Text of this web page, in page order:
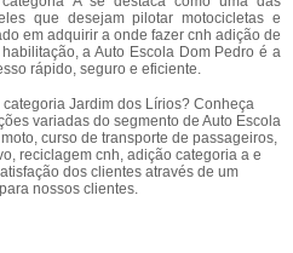
que desejam pilotar motocicletas e
em adquirir a onde fazer cnh adição de
a Auto Escola Dom Pedro é a
rápido, seguro e eficiente.
Jardim dos Lírios? Conheça
variadas do segmento de Auto Escola
curso de transporte de passageiros,
reciclagem cnh, adição categoria a e
dos clientes através de um
nossos clientes.